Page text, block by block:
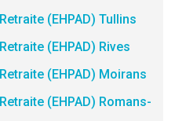
(EHPAD) Tullins
(EHPAD) Rives
(EHPAD) Moirans
(EHPAD) Romans-